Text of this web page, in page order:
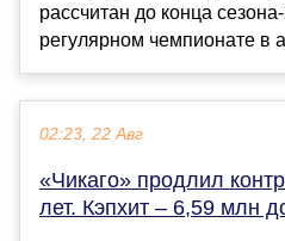
рассчитан до конца
регулярном чемпионате в
02:23, 22 Авг
«Чикаго» продлил
лет. Кэпхит – 6,59 млн